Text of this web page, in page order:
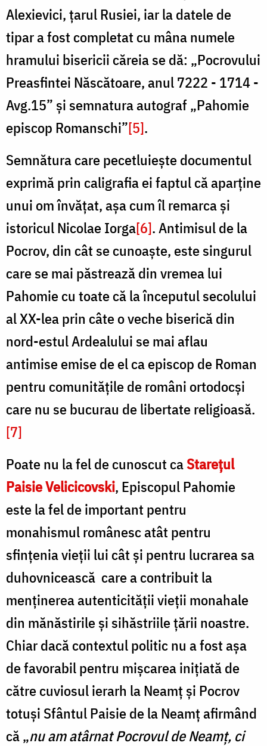
Alexievici, țarul Rusiei, iar la datele de
tipar a fost completat cu mâna numele
hramului bisericii căreia se dă: „Pocrovului
Preasfintei Născătoare, anul 7222 - 1714 -
Avg.15” și semnatura autograf „Pahomie
episcop Romanschi”[5].
Semnătura care pecetluiește documentul
exprimă prin caligrafia ei faptul că aparține
unui om învățat, așa cum îl remarca și
istoricul Nicolae Iorga[6]. Antimisul de la
Pocrov, din cât se cunoaște, este singurul
care se mai păstrează din vremea lui
Pahomie cu toate că la începutul secolului
al XX-lea prin câte o veche biserică din
nord-estul Ardealului se mai aflau
antimise emise de el ca episcop de Roman
pentru comunitățile de români ortodocși
care nu se bucurau de libertate religioasă.
[7]
Poate nu la fel de cunoscut caStarețul
Paisie Velicicovski, Episcopul Pahomie
este la fel de important pentru
monahismul românesc atât pentru
sfințenia vieții lui cât și pentru lucrarea sa
duhovnicească care a contribuit la
menținerea autenticității vieții monahale
din mănăstirile și sihăstriile țării noastre.
Chiar dacă contextul politic nu a fost așa
de favorabil pentru mișcarea inițiată de
către cuviosul ierarh la Neamț și Pocrov
totuși Sfântul Paisie de la Neamț afirmând
că „nu am atârnat Pocrovul de Neamţ, ci